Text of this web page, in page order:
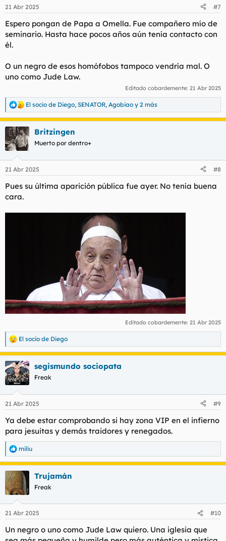
e
:
21 Abr 2025 #7
Espero pongan de Papa a Omella. Fue compañero mío de
seminario. Hasta hace pocos años aún tenía contacto con
él.
O un negro de esos homófobos tampoco vendría mal. O
uno como Jude Law.
Editado cobardemente: 21 Abr 2025
R
e
c
c
i
e
:
El socio de Diego, SENATOR, Agobiao y 2 más
Britzingen
Muerto por dentro+
21 Abr 2025 #8
Pues su última aparición pública fue ayer. No tenía buena
cara.
Editado cobardemente: 21 Abr 2025
R
e
c
c
i
e
:
El socio de Diego
segismundo sociopata
Freak
21 Abr 2025 #9
Ya debe estar comprobando si hay zona VIP en el infierno
para jesuitas y demás traidores y renegados.
R
e
a
c
c
i
e
:
miliu
Trujamán
Freak
21 Abr 2025 #10
Un negro o uno como Jude Law quiero. Una iglesia que